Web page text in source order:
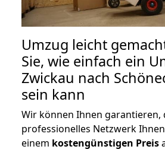
Umzug leicht
Sie, wie einfach ein
Zwickau nach
sein kann
Wir können Ihnen garantieren,
professionelles Netzwerk
einem kostengünstigen Preis